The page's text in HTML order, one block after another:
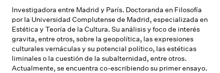
Investigadora entre Madrid y París. Doctoranda en Filosofía
por la Universidad Complutense de Madrid, especializada en
Estética y Teoría de la Cultura. Su análisis y foco de interés
gravita, entre otros, sobre la geopolítica, las expresiones
culturales vernáculas y su potencial político, las estéticas
liminales o la cuestión de la subalternidad, entre otros.
Actualmente, se encuentra co-escribiendo su primer ensayo.